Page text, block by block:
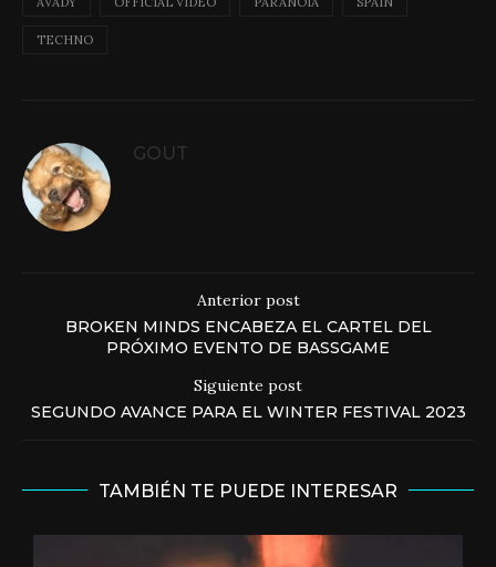
TECHNO
GOUT
Anterior post
BROKEN MINDS ENCABEZA EL CARTEL DEL
PRÓXIMO EVENTO DE BASSGAME
Siguiente post
SEGUNDO AVANCE PARA EL WINTER FESTIVAL 2023
TAMBIÉN TE PUEDE INTERESAR